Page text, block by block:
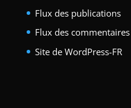
Flux des publications
Flux des commentaires
Site de WordPress-FR